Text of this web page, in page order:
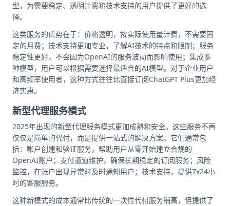
型，为需要稳定、透明计费和技术支持的用户提供了更好的选
择。
这类服务的优势在于：价格透明，按实际使用量计费，不需要固
定的月费；技术支持更加专业，了解AI技术的特点和限制；服务
稳定性更好，不会因为OpenAI的服务波动而影响使用；集成多
种模型，用户可以根据需要选择最适合的AI模型。对于企业用户
和高频率使用者，这种方式往往比直接订阅ChatGPT Plus更加经
济实惠。
新型代理服务模式
2025年出现的新型代理服务模式更加成熟和安全。这些服务不再
仅仅是简单的代付，而是提供一站式的解决方案。它们通常包
括：账户创建和验证服务，帮助用户从零开始建立合规的
OpenAI账户；支付通道维护，确保长期稳定的订阅服务；风险
监控，在账户出现异常时及时通知用户；技术支持，提供7x24小
时的客服服务。
这种新模式的成本通常比传统的一次性代付服务稍高，但提供了